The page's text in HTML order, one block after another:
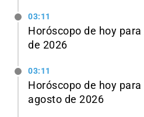
03:11
Horóscopo de hoy
de 2026
03:11
Horóscopo de hoy
agosto de 2026